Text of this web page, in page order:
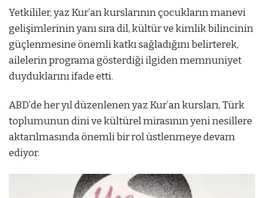
Yetkililer, yaz Kur’an kurslarının çocukların manevi
gelişimlerinin yanı sıra dil, kültür ve kimlik bilincinin
güçlenmesine önemli katkı sağladığını belirterek,
ailelerin programa gösterdiği ilgiden memnuniyet
duyduklarını ifade etti.
ABD’de her yıl düzenlenen yaz Kur’an kursları, Türk
toplumunun dini ve kültürel mirasının yeni nesillere
aktarılmasında önemli bir rol üstlenmeye devam
ediyor.